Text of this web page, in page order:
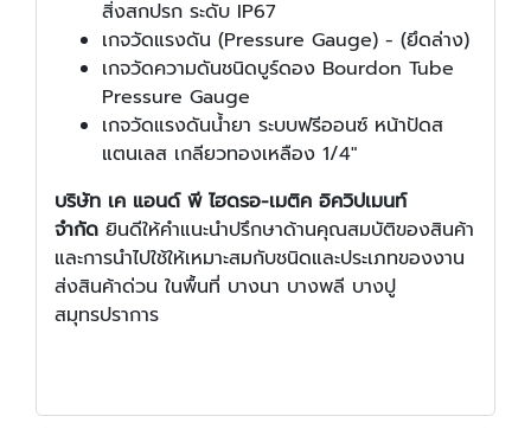
สิ่งสกปรก ระดับ IP67
เกจวัดแรงดัน (Pressure Gauge) - (ยึดล่าง)
เกจวัดความดันชนิดบูร์ดอง Bourdon Tube
Pressure Gauge
เกจวัดแรงดันน้ำยา ระบบฟรีออนซ์ หน้าปัดส
แตนเลส เกลียวทองเหลือง 1/4"
บริษัท เค แอนด์ พี ไฮดรอ-เมติค อิควิปเมนท์
จำกัด ยินดีให้คำแนะนำปรึกษาด้านคุณสมบัติของสินค้า
และการนำไปใช้ให้เหมาะสมกับชนิดและประเภทของงาน
ส่งสินค้าด่วน ในพื้นที่ บางนา บางพลี บางปู
สมุทรปราการ